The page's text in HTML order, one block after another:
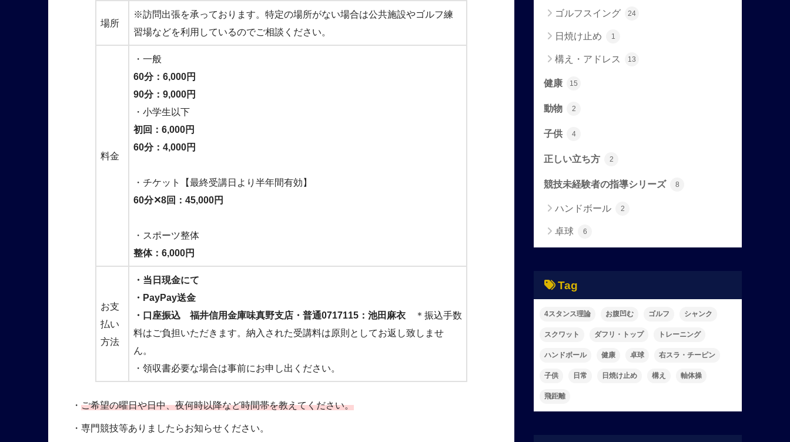
場所
※訪問出張を承っております。特定の場所がない場合は公共施設やゴルフ練
習場などを利用しているのでご相談ください。
料金
・一般
60分：6,000円
90分：9,000円
・小学生以下
初回：6,000円
60分：4,000円
・チケット【最終受講日より半年間有効】
60分✕8回：45,000円
・スポーツ整体
整体：6,000円
お支
払い
方法
・当日現金にて
・PayPay送金
・口座振込 福井信用金庫味真野支店・普通0717115：池田麻衣 ＊振込手数
料はご負担いただきます。納入された受講料は原則としてお返し致しませ
ん。
・領収書必要な場合は事前にお申し出ください。
・ ご希望の曜日や日中、夜何時以降など時間帯を教えてください。
・専門競技等ありましたらお知らせください。
ゴルフスイング 24
日焼け止め 1
構え・アドレス 13
健康 15
動物 2
子供 4
正しい立ち方 2
競技未経験者の指導シリーズ 8
ハンドボール 2
卓球 6
Tag
4スタンス理論 お腹凹む ゴルフ シャンク
スクワット ダフリ・トップ トレーニング
ハンドボール 健康 卓球 右スラ・チーピン
子供 日常 日焼け止め 構え 軸体操
飛距離